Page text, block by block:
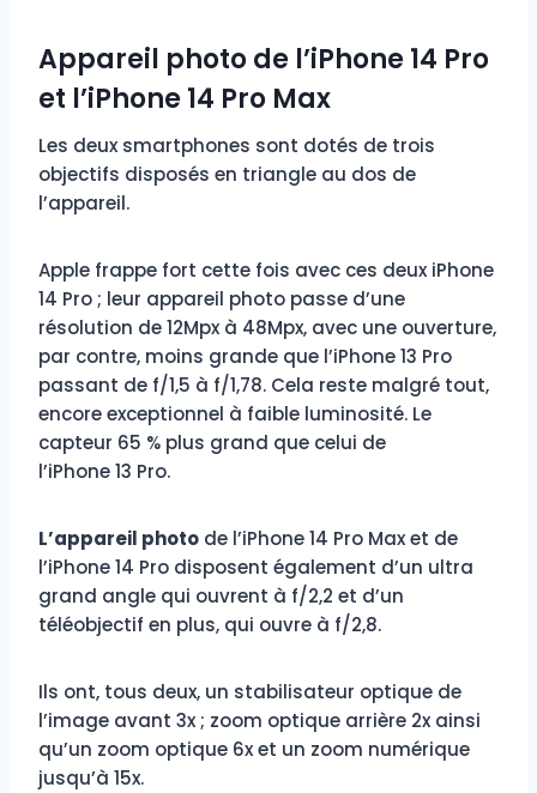
Appareil photo de l’iPhone 14 Pro
et l’iPhone 14 Pro Max
Les deux smartphones sont dotés de trois
objectifs disposés en triangle au dos de
l’appareil.
Apple frappe fort cette fois avec ces deux iPhone
14 Pro ; leur appareil photo passe d’une
résolution de 12Mpx à 48Mpx, avec une ouverture,
par contre, moins grande que l’iPhone 13 Pro
passant de f/1,5 à f/1,78. Cela reste malgré tout,
encore exceptionnel à faible luminosité. Le
capteur 65 % plus grand que celui de
l’iPhone 13 Pro.
L’appareil photo de l’iPhone 14 Pro Max et de
l’iPhone 14 Pro disposent également d’un ultra
grand angle qui ouvrent à f/2,2 et d’un
téléobjectif en plus, qui ouvre à f/2,8.
Ils ont, tous deux, un stabilisateur optique de
l’image avant 3x ; zoom optique arrière 2x ainsi
qu’un zoom optique 6x et un zoom numérique
jusqu’à 15x.